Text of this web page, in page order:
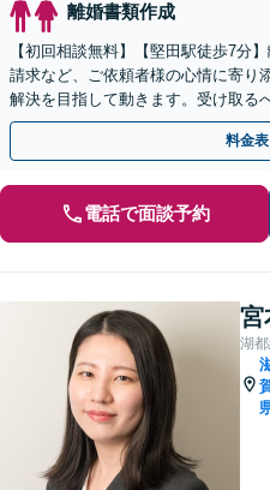
離婚書類作成
【初回相談無料】【堅田駅徒歩7分
請求など、ご依頼者様の心情に寄り
解決を目指して動きます。受け取る
明。お気軽にご相談ください。
料金
電話で面談予約
宮
湖